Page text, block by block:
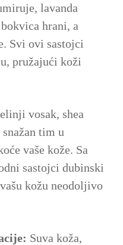
lavanda
hrani, a
Svi ovi sastojci
pružajući koži
vosak, shea
tim u
vaše kože. Sa
sastojci dubinski
kožu neodoljivo
Suva koža,